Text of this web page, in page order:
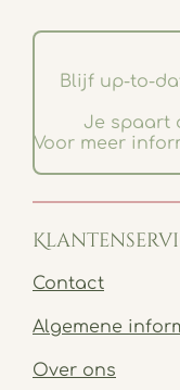
Blijf up-to-
Je spaart
Voor meer
Contact
Algemene
Over ons